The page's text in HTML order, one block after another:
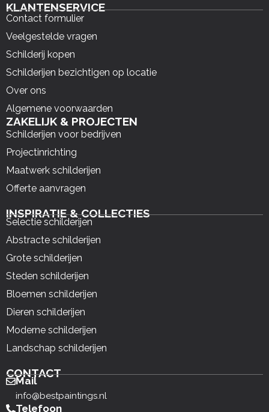
KLANTENSERVICE
Contact formulier
Veelgestelde vragen
Schilderij kopen
Schilderijen bezichtigen op locatie
Over ons
Algemene voorwaarden
ZAKELIJK & PROJECTEN
Schilderijen voor bedrijven
Projectinrichting
Maatwerk schilderijen
Offerte aanvragen
INSPIRATIE & COLLECTIES
Selectie schilderijen
Abstracte schilderijen
Grote schilderijen
Steden schilderijen
Bloemen schilderijen
Dieren schilderijen
Moderne schilderijen
Landschap schilderijen
CONTACT
Mail
info@bestpaintings.nl
Telefoon